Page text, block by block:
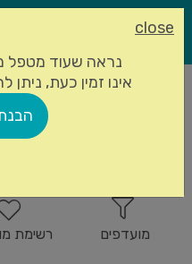
עמוד הבית מטפלים סיעודיים
858 מטפלים
מועדפים רשימת
close
נראה שעוד מטפל
אינו זמין כעת,